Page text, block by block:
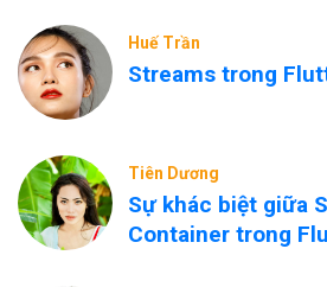
Huế Trần
Streams trong
Tiên Dương
Sự khác biệt giữa
Container trong